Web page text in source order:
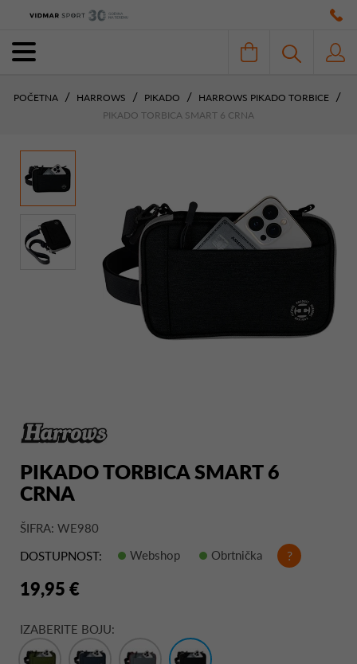
POČETNA HARROWS PIKADO
HARROWS PIKADO TORBICE
PIKADO TORBICA SMART 6 CRNA
PIKADO TORBICA SMART 6
CRNA
ŠIFRA: WE980
DOSTUPNOST:
Webshop Obrtnička ?
19,95 €
IZABERITE BOJU: